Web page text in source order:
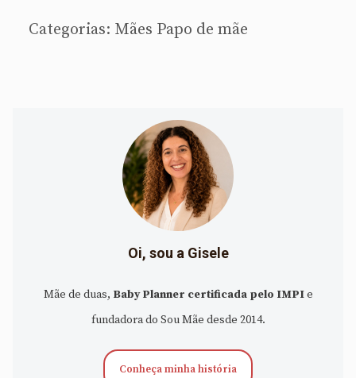
Categorias: Mães Papo de mãe
Oi, sou a Gisele
Mãe de duas, Baby Planner certificada pelo IMPIe
fundadora do Sou Mãe desde 2014.
Conheça minha história